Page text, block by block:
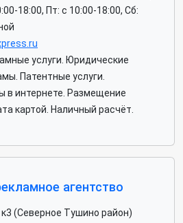
18:00, Пт: c 10:00-18:00, Сб:
услуги. Юридические
Патентные услуги.
в интернете. Размещение
картой. Наличный расчёт.
агентство
(Северное Тушино район)